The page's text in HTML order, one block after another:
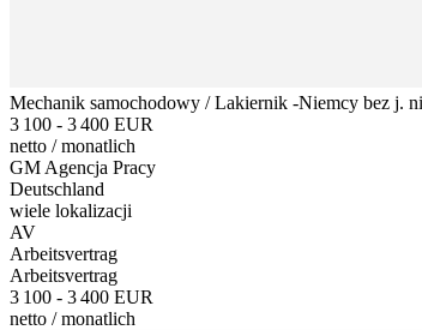
Mechanik samochodowy / Lakiernik -Niemcy bez j.
3 100 - 3 400 EUR
netto /monatlich
GM Agencja Pracy
Deutschland
wiele lokalizacji
AV
Arbeitsvertrag
Arbeitsvertrag
3 100 - 3 400 EUR
netto /monatlich